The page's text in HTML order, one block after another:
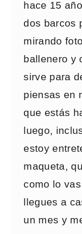
hace 15
dos barcos
mirando
ballenero y
sirve para
piensas en
que estás
luego,
estoy
maqueta,
como lo
llegues a
un mes y